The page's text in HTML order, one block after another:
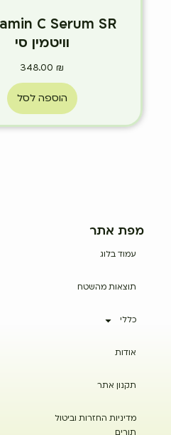
וויטמין סי
348.00 ₪
הוספה לסל
מפת אתר
עמוד בלוג
תוצאות מהשטח
כללי
אודות
תקנון אתר
מדיניות החזרות וביטול
תורים